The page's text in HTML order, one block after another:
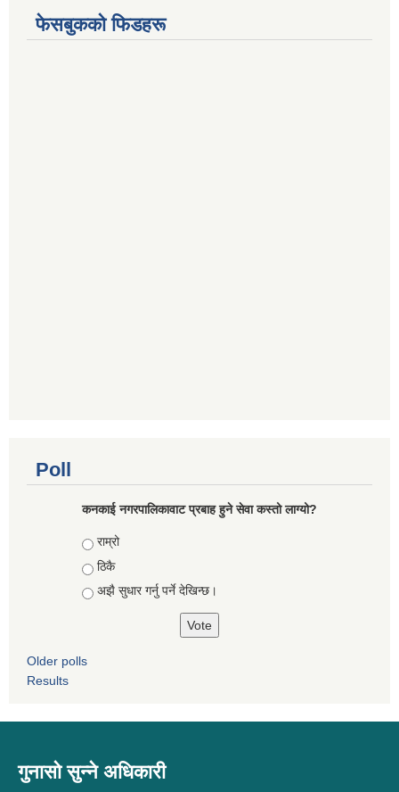
फेसबुकको फिडहरू
Poll
कनकाई नगरपालिकावाट प्रबाह हुने सेवा कस्तो लाग्यो?
Choices
राम्रो
ठिकै
अझै सुधार गर्नु पर्ने देखिन्छ।
Older polls
Results
गुनासो सुन्ने अधिकारी